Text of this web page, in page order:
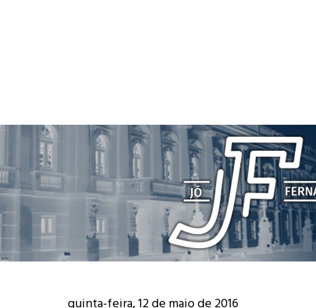
quinta-feira, 12 de maio de 2016